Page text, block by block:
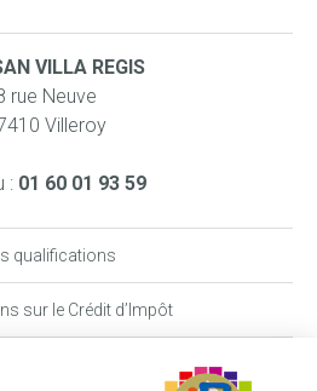
VILLA REGIS
rue Neuve
Villeroy
: 01 60 01 93 59
qualifications
sur le Crédit d’Impôt